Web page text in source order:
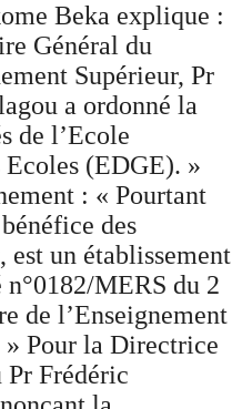
Beka explique :
Général du
Supérieur, Pr
a ordonné la
de l’Ecole
Ecoles (EDGE). »
: « Pourtant
des
est un établissement
MERS du 2
de l’Enseignement
» Pour la Directrice
Frédéric